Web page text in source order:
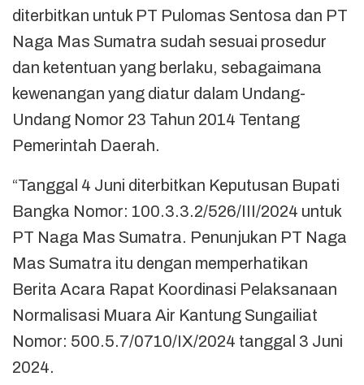
diterbitkan untuk PT Pulomas Sentosa dan PT
Naga Mas Sumatra sudah sesuai prosedur
dan ketentuan yang berlaku, sebagaimana
kewenangan yang diatur dalam Undang-
Undang Nomor 23 Tahun 2014 Tentang
Pemerintah Daerah.
“Tanggal 4 Juni diterbitkan Keputusan Bupati
Bangka Nomor: 100.3.3.2/526/III/2024 untuk
PT Naga Mas Sumatra. Penunjukan PT Naga
Mas Sumatra itu dengan memperhatikan
Berita Acara Rapat Koordinasi Pelaksanaan
Normalisasi Muara Air Kantung Sungailiat
Nomor: 500.5.7/0710/IX/2024 tanggal 3 Juni
2024.